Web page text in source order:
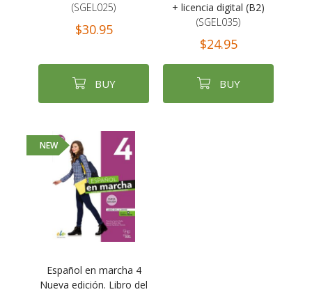
(SGEL025)
$30.95
BUY
+ licencia digital (B2)
(SGEL035)
$24.95
BUY
NEW
Español en marcha 4
Nueva edición. Libro del